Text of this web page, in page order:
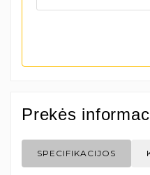
Prekės
SPECIFIKACIJOS